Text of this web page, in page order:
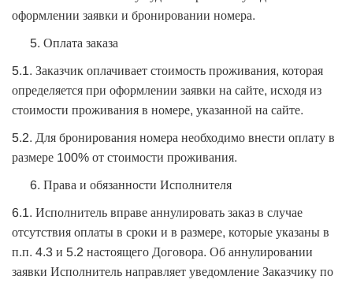
оформлении заявки и бронировании номера.
Оплата заказа
5.1. Заказчик оплачивает стоимость проживания, которая
определяется при оформлении заявки на сайте, исходя из
стоимости проживания в номере, указанной на сайте.
5.2. Для бронирования номера необходимо внести оплату в
размере 100% от стоимости проживания.
Права и обязанности Исполнителя
6.1. Исполнитель вправе аннулировать заказ в случае
отсутствия оплаты в сроки и в размере, которые указаны в
п.п. 4.3 и 5.2 настоящего Договора. Об аннулировании
заявки Исполнитель направляет уведомление Заказчику по